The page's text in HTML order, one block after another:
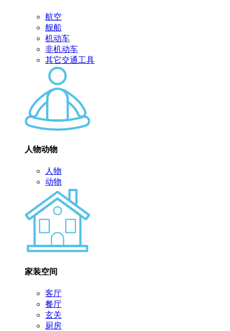
航空
舰船
机动车
非机动车
其它交通工具
人物动物
人物
动物
家装空间
客厅
餐厅
玄关
厨房